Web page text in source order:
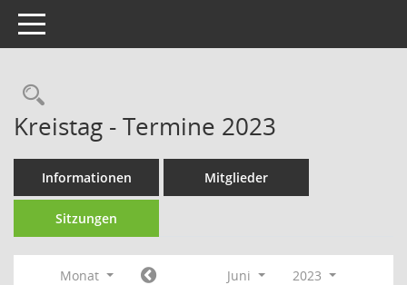
Toggle navigation
Rechercheauswahl
Kreistag - Termine 2023
Informationen Mitglieder
Sitzungen
Monat Juni
2023